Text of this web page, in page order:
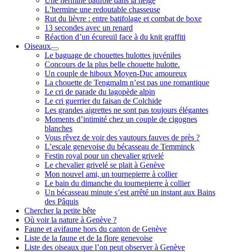
L’hermine une redoutable chasseuse
Rut du lièvre : entre batifolage et combat de boxe
13 secondes avec un renard
Réaction d’un écureuil face à du knit graffiti
Oiseaux
ouvrir
menu
Le baguage de chouettes hulottes juvéniles
Concours de la plus belle chouette hulotte.
Un couple de hiboux Moyen-Duc amoureux
La chouette de Tengmalm n’est pas une romantique
Le cri de parade du lagopède alpin
Le cri guerrier du faisan de Colchide
Les grandes aigrettes ne sont pas toujours élégantes
Moments d’intimité chez un couple de cigognes
blanches
Vous rêvez de voir des vautours fauves de près ?
L’escale genevoise du bécasseau de Temminck
Festin royal pour un chevalier grivelé
Le chevalier grivelé se plait à Genève
Mon nouvel ami, un tournepierre à collier
Le bain du dimanche du tournepierre à collier
Un bécasseau minute s’est arrêté un instant aux Bains
des Pâquis
Chercher la petite bête
Où voir la nature à Genève ?
Faune et avifaune hors du canton de Genève
Liste de la faune et de la flore genevoise
Liste des oiseaux que l’on peut observer à Genève